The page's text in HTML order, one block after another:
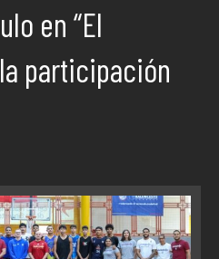
en “El
participación